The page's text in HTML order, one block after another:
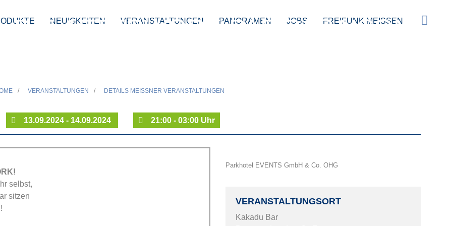
NEUIGKEITEN VERANSTALTUNGEN PANORAMEN JOBS FREIFUNK MEISSEN
AFTERWORK PARTY SAISON
/ VERANSTALTUNGEN / DETAILS MEISSNER VERANSTALTUNGEN
13.09.2024 - 14.09.2024 21:00 - 03:00 Uhr
selbst,
sitzen
Parkhotel EVENTS GmbH & Co. OHG
VERANSTALTUNGSORT
Kakadu Bar